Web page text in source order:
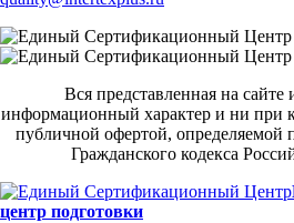
Вся представленная на
информационный характер и ни при
публичной офертой, определяемой
Гражданского кодекса
центр подготовки